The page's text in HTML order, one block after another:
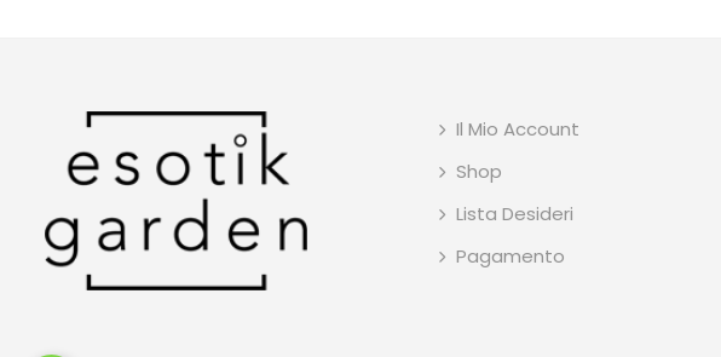
Il Mio Account
Shop
Lista Desideri
Pagamento